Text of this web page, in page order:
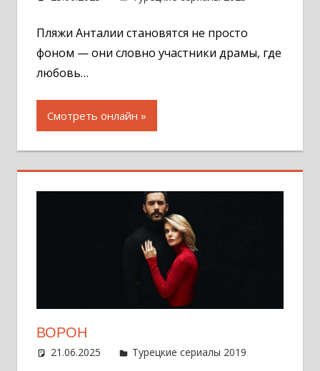
Пляжи Анталии становятся не просто
фоном — они словно участники драмы, где
любовь…
Смотреть онлайн
ВОРОН
21.06.2025 Администратор
Турецкие сериалы 2019